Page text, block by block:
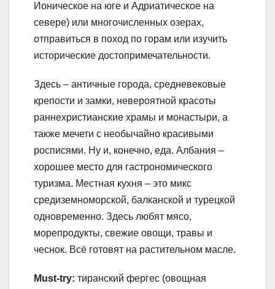
Ионическое на юге и Адриатическое на
севере) или многочисленных озерах,
отправиться в поход по горам или изучить
исторические достопримечательности.
Здесь – античные города, средневековые
крепости и замки, невероятной красоты
раннехристианские храмы и монастыри, а
также мечети с необычайно красивыми
росписями. Ну и, конечно, еда. Албания –
хорошее место для гастрономического
туризма. Местная кухня – это микс
средиземноморской, балканской и турецкой
одновременно. Здесь любят мясо,
морепродукты, свежие овощи, травы и
чеснок. Всё готовят на растительном масле.
Must-try: тиранский фергес (овощная